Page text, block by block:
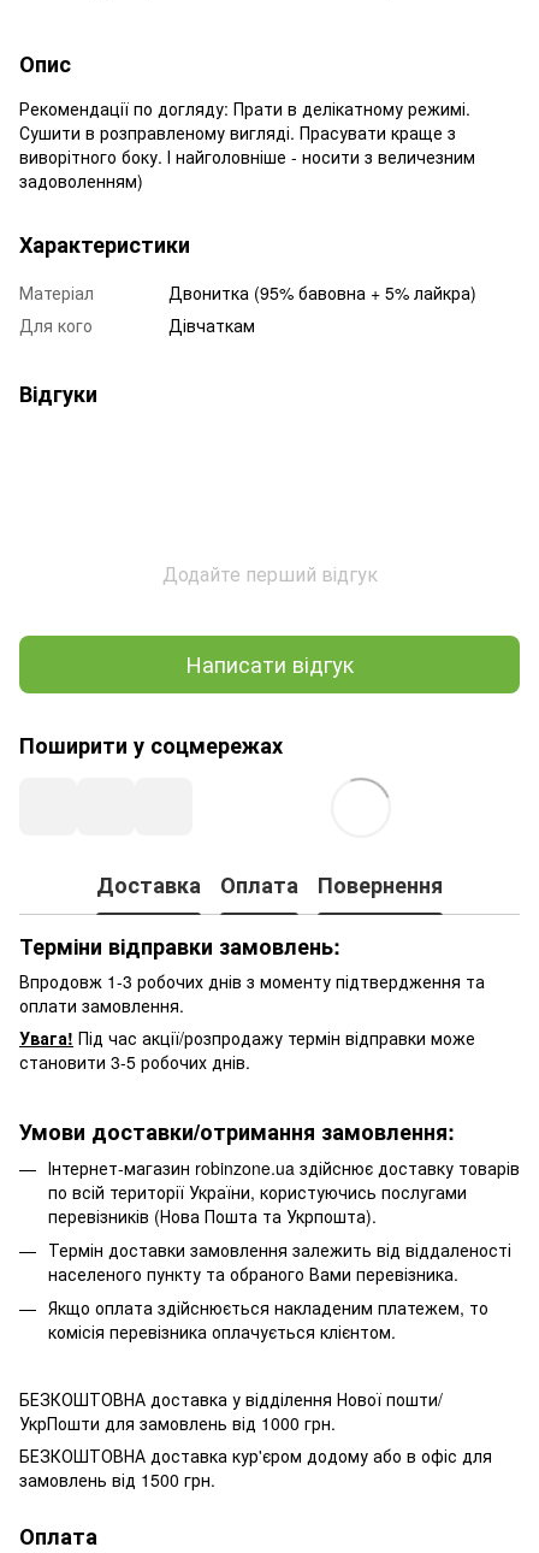
Опис
Рекомендації по догляду: Прати в делікатному режимі.
Сушити в розправленому вигляді. Прасувати краще з
виворітного боку. І найголовніше - носити з величезним
задоволенням)
Характеристики
Матеріал
Двонитка (95% бавовна + 5% лайкра)
Для кого
Дівчаткам
Відгуки
Додайте перший відгук
Написати відгук
Поширити у соцмережах
Доставка Оплата
Повернення
Терміни відправки замовлень:
Впродовж 1-3 робочих днів з моменту підтвердження та
оплати замовлення.
Увага! Під час акції/розпродажу термін відправки може
становити 3-5 робочих днів.
Умови доставки/отримання замовлення:
Інтернет-магазин robinzone.ua здійснює доставку товарів
по всій території України, користуючись послугами
перевізників (Нова Пошта та Укрпошта).
Термін доставки замовлення залежить від віддаленості
населеного пункту та обраного Вами перевізника.
Якщо оплата здійснюється накладеним платежем, то
комісія перевізника оплачується клієнтом.
БЕЗКОШТОВНА доставка у відділення Нової пошти/
УкрПошти для замовлень від 1000 грн.
БЕЗКОШТОВНА доставка кур'єром додому або в офіс для
замовлень від 1500 грн.
Оплата